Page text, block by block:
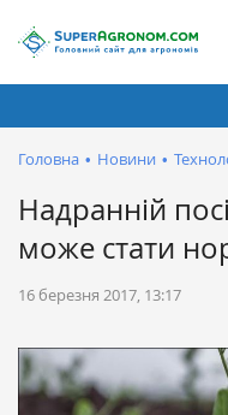
Головна • Новини •
Надранній
може стати
16 березня 2017, 13:17